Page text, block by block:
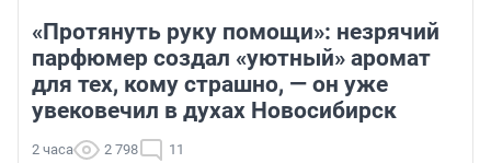
«Протянуть руку помощи»: незрячий
парфюмер создал «уютный» аромат
для тех, кому страшно, — он уже
увековечил в духах Новосибирск
2 часа 2 798 11